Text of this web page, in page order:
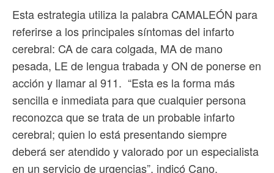
Esta estrategia utiliza la palabra CAMALEÓN para
referirse a los principales síntomas del infarto
cerebral: CA de cara colgada, MA de mano
pesada, LE de lengua trabada y ON de ponerse en
acción y llamar al 911. “Esta es la forma más
sencilla e inmediata para que cualquier persona
reconozca que se trata de un probable infarto
cerebral; quien lo está presentando siempre
deberá ser atendido y valorado por un especialista
en un servicio de urgencias”, indicó Cano.